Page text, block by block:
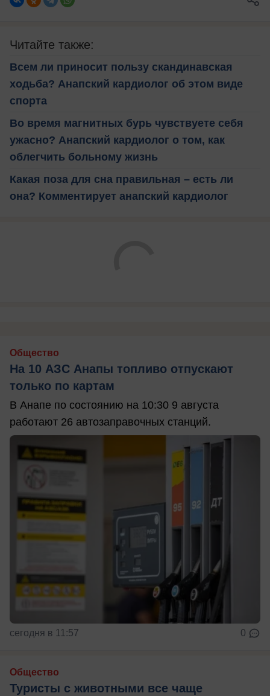
Читайте также:
Всем ли приносит пользу скандинавская
ходьба? Анапский кардиолог об этом виде
спорта
Во время магнитных бурь чувствуете себя
ужасно? Анапский кардиолог о том, как
облегчить больному жизнь
Какая поза для сна правильная – есть ли
она? Комментирует анапский кардиолог
Общество
На 10 АЗС Анапы топливо отпускают
только по картам
В Анапе по состоянию на 10:30 9 августа
работают 26 автозаправочных станций.
сегодня в 11:57 0
Общество
Туристы с животными все чаще